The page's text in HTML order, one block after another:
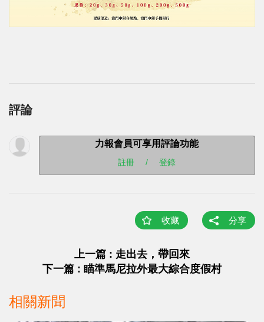
評論
力報會員可享用評論功能
註冊 / 登錄
收藏 分享
上一篇 : 走出去，帶回來
下一篇 : 瞄準馬尼拉外最大綜合度假村
相關新聞